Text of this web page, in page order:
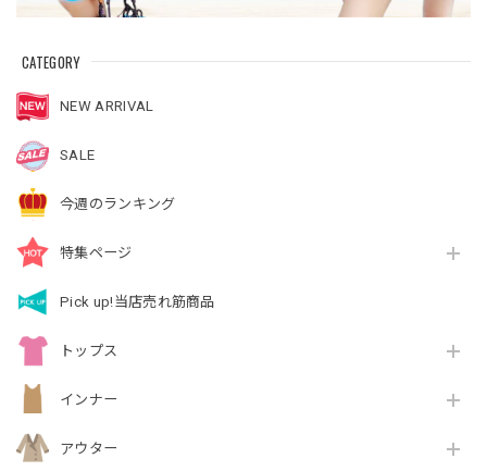
CATEGORY
NEW ARRIVAL
SALE
今週のランキング
特集ページ
Pick up!当店売れ筋商品
トップス
インナー
アウター